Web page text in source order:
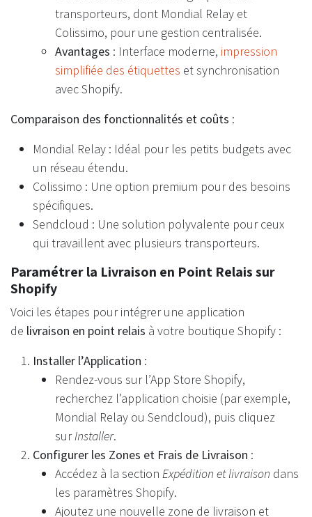
transporteurs, dont Mondial Relay et
Colissimo, pour une gestion centralisée.
Avantages : Interface moderne, impression
simplifiée des étiquettes et synchronisation
avec Shopify.
Comparaison des fonctionnalités et coûts :
Mondial Relay : Idéal pour les petits budgets avec
un réseau étendu.
Colissimo : Une option premium pour des besoins
spécifiques.
Sendcloud : Une solution polyvalente pour ceux
qui travaillent avec plusieurs transporteurs.
Paramétrer la Livraison en Point Relais sur
Shopify
Voici les étapes pour intégrer une application
de livraison en point relais à votre boutique Shopify :
Installer l’Application :
Rendez-vous sur l’App Store Shopify,
recherchez l’application choisie (par exemple,
Mondial Relay ou Sendcloud), puis cliquez
surInstaller.
Configurer les Zones et Frais de Livraison :
Accédez à la section Expédition et livraison dans
les paramètres Shopify.
Ajoutez une nouvelle zone de livraison et